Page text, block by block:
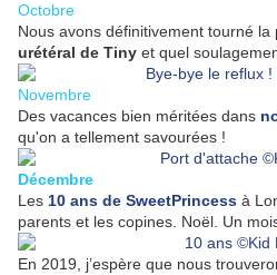
Octobre
Nous avons définitivement tourné la
urétéral de Tiny et quel
Novembre
Des vacances bien méritées dans
qu'on a tellement savourées !
Décembre
Les 10 ans de SweetPrincess à
parents et les copines. Noël. Un
En 2019, j’espère que nous